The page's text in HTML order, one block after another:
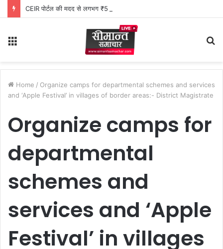
CEIR पोर्टल की मदद से लगभग ₹5 लाख मूल्य के 20 मोबाइल फोन बरामद
Home / Organize camps for departmental schemes and services
and ‘Apple Festival’ in villages of border areas:- District Magistrate
Organize camps for
departmental
schemes and
services and ‘Apple
Festival’ in villages